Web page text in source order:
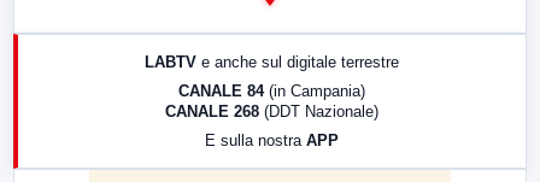
LABTV e anche sul digitale terrestre
CANALE 84 (in Campania)
CANALE 268 (DDT Nazionale)
E sulla nostra APP